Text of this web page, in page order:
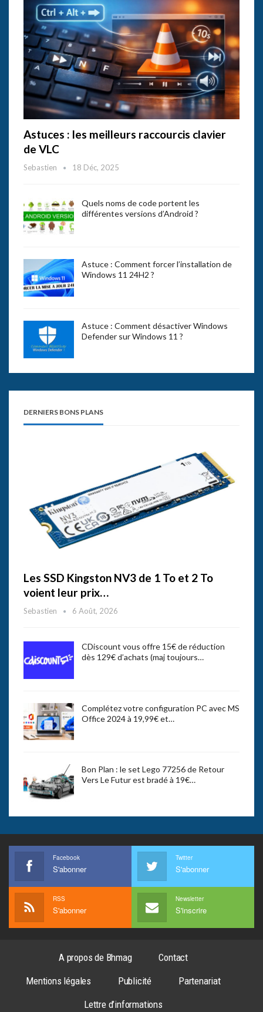
Astuces : les meilleurs raccourcis clavier
de VLC
Sebastien 18 Déc, 2025
Quels noms de code portent les
différentes versions d’Android ?
Astuce : Comment forcer l’installation de
Windows 11 24H2 ?
Astuce : Comment désactiver Windows
Defender sur Windows 11 ?
DERNIERS BONS PLANS
Les SSD Kingston NV3 de 1 To et 2 To
voient leur prix…
Sebastien 6 Août, 2026
CDiscount vous offre 15€ de réduction
dès 129€ d’achats (maj toujours…
Complétez votre configuration PC avec MS
Office 2024 à 19,99€ et…
Bon Plan : le set Lego 77256 de Retour
Vers Le Futur est bradé à 19€…
Facebook
S'abonner
Twitter
S'abonner
RSS
S'abonner
Newsletter
S'inscrire
A propos de Bhmag
Contact
Mentions légales
Publicité
Partenariat
Lettre d’informations